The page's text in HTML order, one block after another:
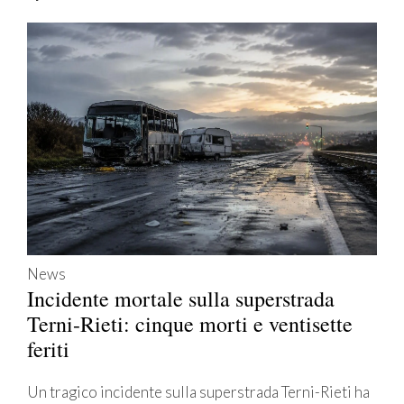
News
Incidente mortale sulla superstrada
Terni-Rieti: cinque morti e ventisette
feriti
Un tragico incidente sulla superstrada Terni-Rieti ha